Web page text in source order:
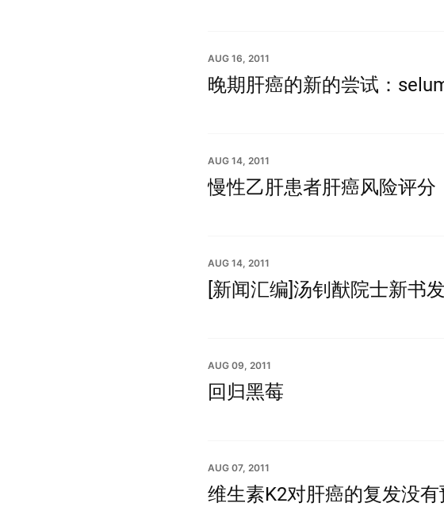
AUG 16, 2011
晚期肝癌的新的尝试：
AUG 14, 2011
慢性乙肝患者肝癌风险评分
AUG 14, 2011
[新闻汇编]汤钊猷院士新书
AUG 09, 2011
回归黑莓
AUG 07, 2011
维生素K2对肝癌的复发没